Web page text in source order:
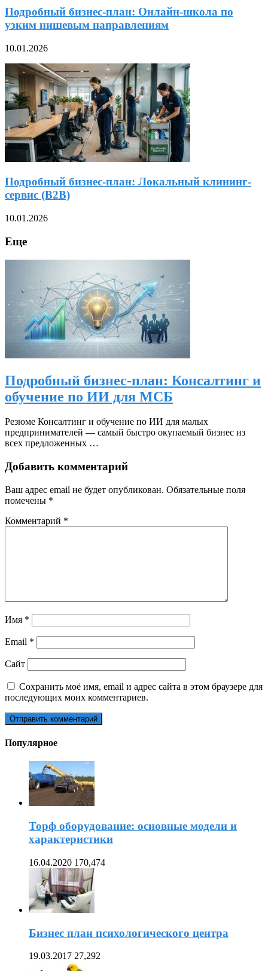
Подробный бизнес-план: Онлайн-школа по
узким нишевым направлениям
10.01.2026
Подробный бизнес-план: Локальный клининг-
сервис (B2B)
10.01.2026
Еще
Подробный бизнес-план: Консалтинг и
обучение по ИИ для МСБ
Резюме Консалтинг и обучение по ИИ для малых
предпринимателей — самый быстро окупаемый бизнес из
всех предложенных …
Добавить комментарий
Ваш адрес email не будет опубликован. Обязательные поля
помечены *
Комментарий *
Имя *
Email *
Сайт
Сохранить моё имя, email и адрес сайта в этом браузере для
последующих моих комментариев.
Популярное
Торф оборудование: основные модели и
характеристики
16.04.2020 170,474
Бизнес план психологического центра
19.03.2017 27,292